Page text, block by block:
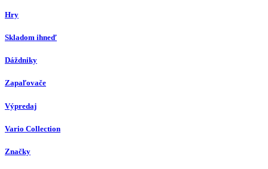
Hry
Skladom ihneď
Dáždniky
Zapaľovače
Výpredaj
Vario Collection
Značky